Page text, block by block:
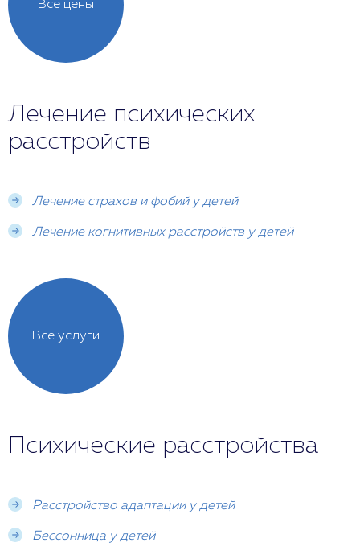
Все цены
Лечение психических
расстройств
Лечение страхов и фобий у детей
Лечение когнитивных расстройств у детей
Все услуги
Психические расстройства
Расстройство адаптации у детей
Бессонница у детей